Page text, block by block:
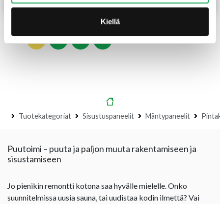
Kiellä
Lue lisää
Lue lisää
Tuotekategoriat
Sisustuspaneelit Mäntypaneelit
Puutoimi – puuta ja paljon muuta rakentamiseen ja
sisustamiseen
Jo pienikin remontti kotona saa hyvälle mielelle. Onko
suunnitelmissa uusia sauna, tai uudistaa kodin ilmettä? Vai